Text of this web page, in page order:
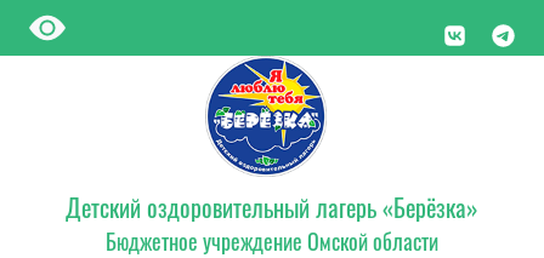
Детский оздоровительный лагерь «Берёзка»
Бюджетное учреждение Омской области